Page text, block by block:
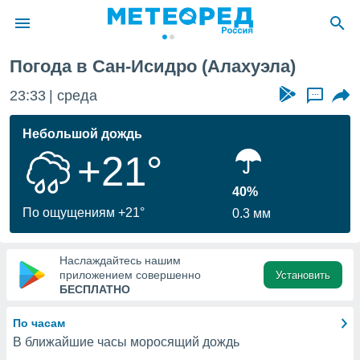
о
Вы можете
к этому
доступ
Погода в Сан-Исидро (Алахуэла)
23:33 среда ...
Небольшой дождь
+21°
По ощущениям +21°
40%
0.3 мм
Наслаждайтесь нашим
приложением совершенно
БЕСПЛАТНО
Установить
По часам
В ближайшие часы моросящий дождь